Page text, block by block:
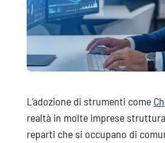
L’adozione di strumenti come
realtà in molte imprese
reparti che si occupano di